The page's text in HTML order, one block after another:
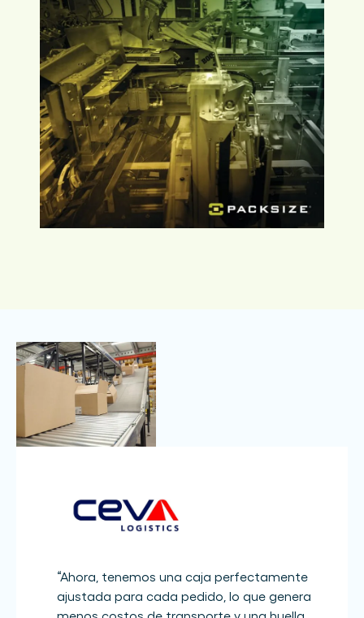
“Ahora, tenemos una caja perfectamente
ajustada para cada pedido, lo que genera